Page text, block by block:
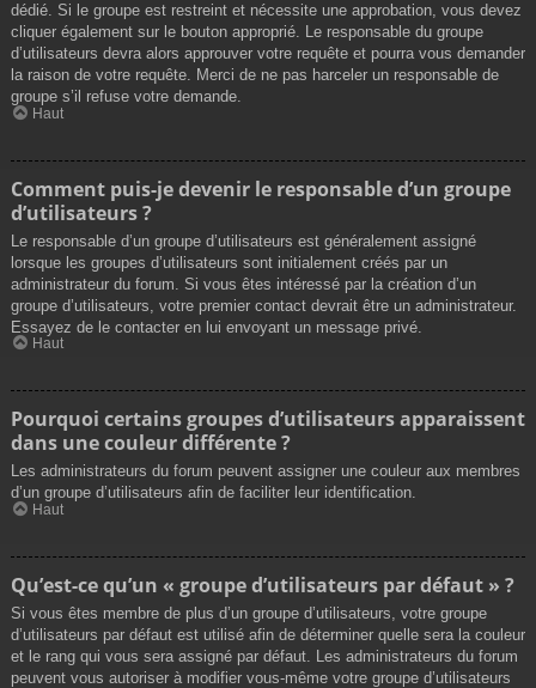
dédié. Si le groupe est restreint et nécessite une approbation, vous devez
cliquer également sur le bouton approprié. Le responsable du groupe
d’utilisateurs devra alors approuver votre requête et pourra vous demander
la raison de votre requête. Merci de ne pas harceler un responsable de
groupe s’il refuse votre demande.
Haut
Comment puis-je devenir le responsable d’un groupe
d’utilisateurs ?
Le responsable d’un groupe d’utilisateurs est généralement assigné
lorsque les groupes d’utilisateurs sont initialement créés par un
administrateur du forum. Si vous êtes intéressé par la création d’un
groupe d’utilisateurs, votre premier contact devrait être un administrateur.
Essayez de le contacter en lui envoyant un message privé.
Haut
Pourquoi certains groupes d’utilisateurs apparaissent
dans une couleur différente ?
Les administrateurs du forum peuvent assigner une couleur aux membres
d’un groupe d’utilisateurs afin de faciliter leur identification.
Haut
Qu’est-ce qu’un « groupe d’utilisateurs par défaut » ?
Si vous êtes membre de plus d’un groupe d’utilisateurs, votre groupe
d’utilisateurs par défaut est utilisé afin de déterminer quelle sera la couleur
et le rang qui vous sera assigné par défaut. Les administrateurs du forum
peuvent vous autoriser à modifier vous-même votre groupe d’utilisateurs